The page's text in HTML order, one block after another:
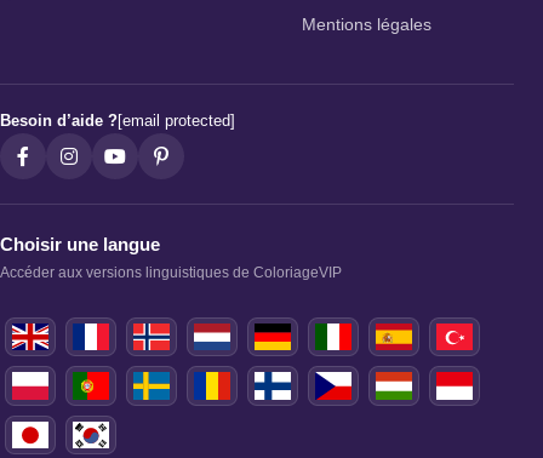
Mentions légales
Besoin d’aide ?[email protected]
Choisir une langue
Accéder aux versions linguistiques de ColoriageVIP